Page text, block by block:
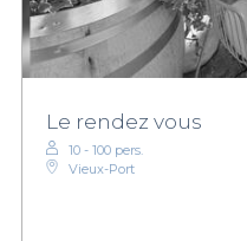
Le rendez vous
10 - 100 pers.
Vieux-Port